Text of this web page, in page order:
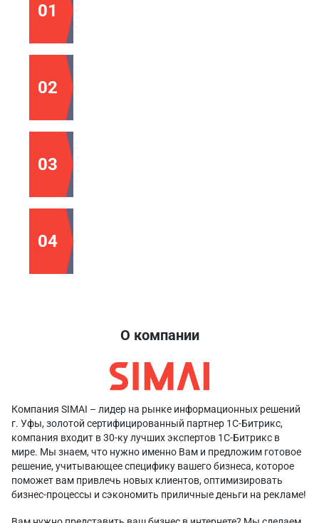
01
02
03
04
О компании
Компания SIMAI – лидер на рынке информационных решений
г. Уфы, золотой сертифицированный партнер 1С-Битрикс,
компания входит в 30-ку лучших экспертов 1C-Битрикс в
мире. Мы знаем, что нужно именно Вам и предложим готовое
решение, учитывающее специфику вашего бизнеса, которое
поможет вам привлечь новых клиентов, оптимизировать
бизнес-процессы и сэкономить приличные деньги на рекламе!